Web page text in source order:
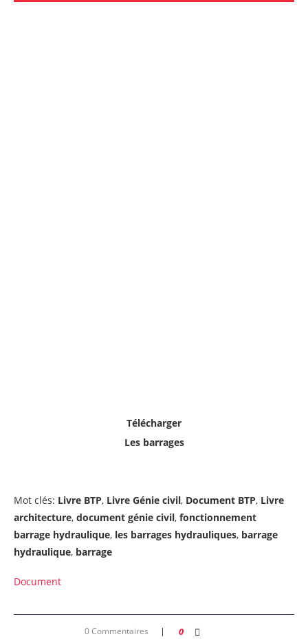
Télécharger
Les barrages
Mot clés: Livre BTP, Livre Génie civil, Document BTP, Livre
architecture, document génie civil, fonctionnement
barrage hydraulique, les barrages hydrauliques, barrage
hydraulique, barrage
Document
0 Commentaires 0